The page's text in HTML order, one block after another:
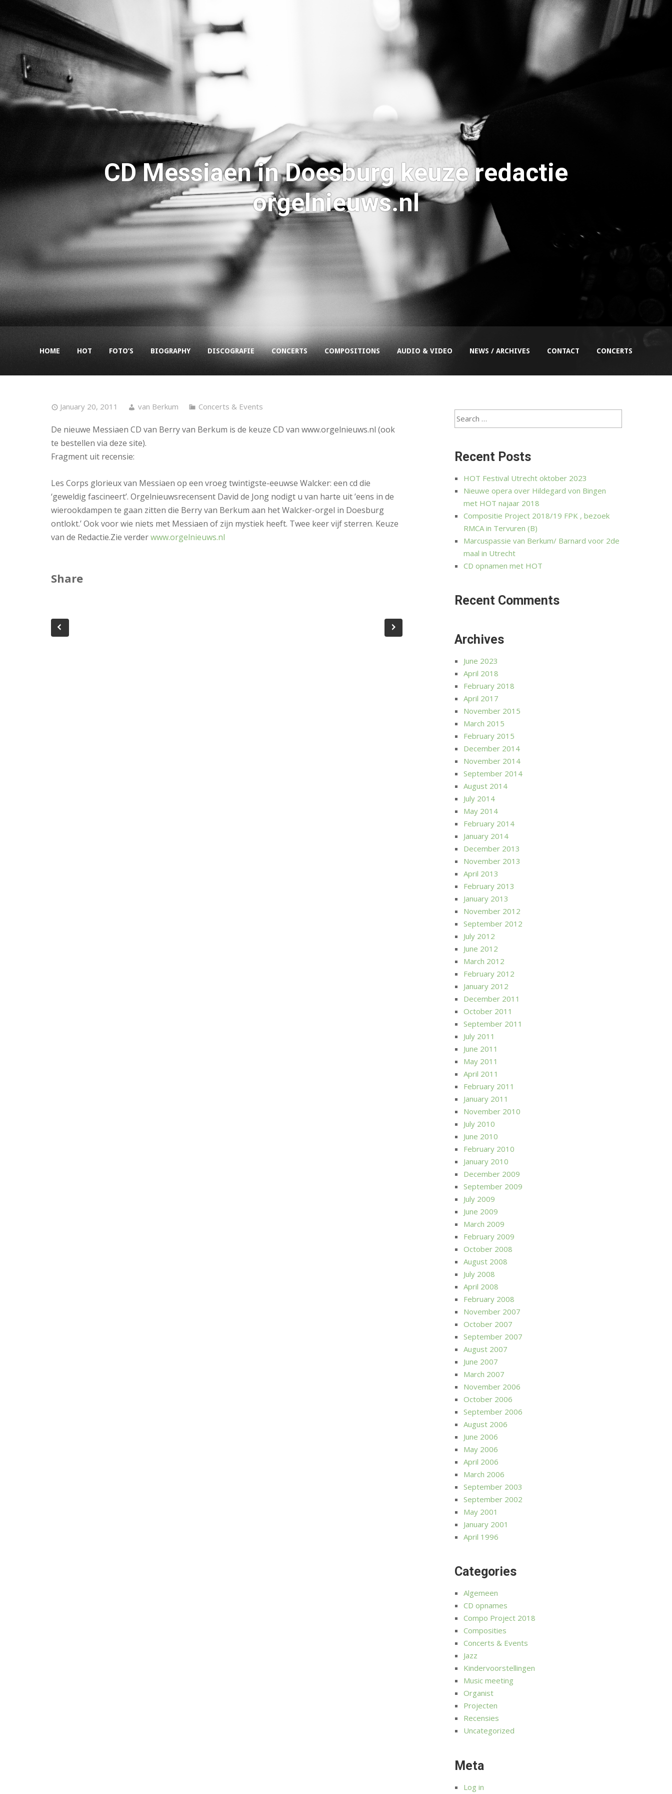
HOME HOT FOTO’S BIOGRAPHY DISCOGRAFIE CONCERTS COMPOSITIONS AUDIO & VIDEO NEWS / ARCHIVES CONTACT CONCERTS
CD Messiaen in Doesburg keuze redactie
orgelnieuws.nl
January 20, 2011 van Berkum Concerts & Events
De nieuwe Messiaen CD van Berry van Berkum is de keuze CD van www.orgelnieuws.nl (ook
te bestellen via deze site).
Fragment uit recensie:
Les Corps glorieux van Messiaen op een vroeg twintigste-eeuwse Walcker: een cd die
‘geweldig fascineert’. Orgelnieuwsrecensent David de Jong nodigt u van harte uit ’eens in de
wierookdampen te gaan zitten die Berry van Berkum aan het Walcker-orgel in Doesburg
ontlokt.’ Ook voor wie niets met Messiaen of zijn mystiek heeft. Twee keer vijf sterren. Keuze
van de Redactie.Zie verderwww.orgelnieuws.nl
Share
Recent Posts
HOT Festival Utrecht oktober 2023
Nieuwe opera over Hildegard von Bingen
met HOT najaar 2018
Compositie Project 2018/19 FPK , bezoek
RMCA in Tervuren (B)
Marcuspassie van Berkum/ Barnard voor 2de
maal in Utrecht
CD opnamen met HOT
Recent Comments
Archives
June 2023
April 2018
February 2018
April 2017
November 2015
March 2015
February 2015
December 2014
November 2014
September 2014
August 2014
July 2014
May 2014
February 2014
January 2014
December 2013
November 2013
April 2013
February 2013
January 2013
November 2012
September 2012
July 2012
June 2012
March 2012
February 2012
January 2012
December 2011
October 2011
September 2011
July 2011
June 2011
May 2011
April 2011
February 2011
January 2011
November 2010
July 2010
June 2010
February 2010
January 2010
December 2009
September 2009
July 2009
June 2009
March 2009
February 2009
October 2008
August 2008
July 2008
April 2008
February 2008
November 2007
October 2007
September 2007
August 2007
June 2007
March 2007
November 2006
October 2006
September 2006
August 2006
June 2006
May 2006
April 2006
March 2006
September 2003
September 2002
May 2001
January 2001
April 1996
Categories
Algemeen
CD opnames
Compo Project 2018
Composities
Concerts & Events
Jazz
Kindervoorstellingen
Music meeting
Organist
Projecten
Recensies
Uncategorized
Meta
Log in